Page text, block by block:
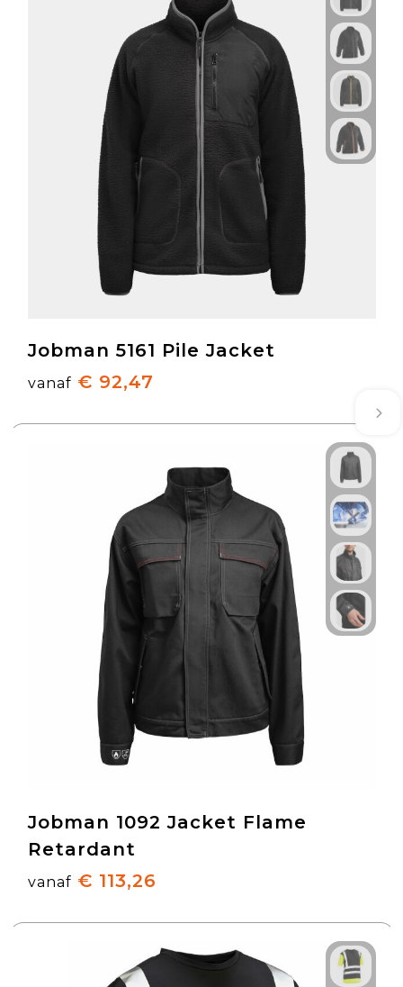
Jobman 5161 Pile Jacket
vanaf € 92,47
Jobman 1092 Jacket Flame
Retardant
vanaf € 113,26